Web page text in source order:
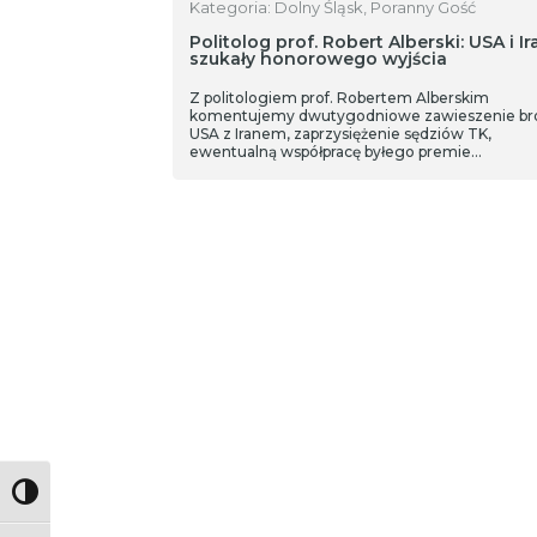
Toggle High Contrast
Kategoria: Dolny Śląsk, Poranny Gość
Politolog prof. Robert Alberski: USA i
szukały honorowego wyjścia
Z politologiem prof. Robertem Alberskim
komentujemy dwutygodniowe zawieszenie
USA z Iranem, zaprzysiężenie sędziów TK,
ewentualną współpracę byłego premie…